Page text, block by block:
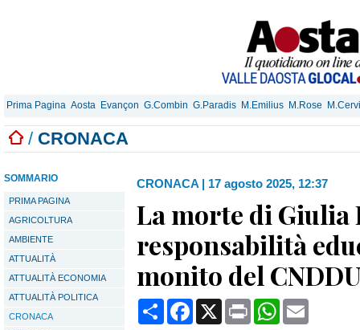
Prima Pagina Aosta Evançon G.Combin G.Paradis M.Emilius M.Rose
/ CRONACA
SOMMARIO
PRIMA PAGINA
AGRICOLTURA
AMBIENTE
ATTUALITÀ
ATTUALITÀ ECONOMIA
ATTUALITÀ POLITICA
CRONACA
CRONACA | 17 agosto 2025, 12:37
La morte di Giulia
responsabilità
monito del
CondividiFacebook
X Print WhatsApp